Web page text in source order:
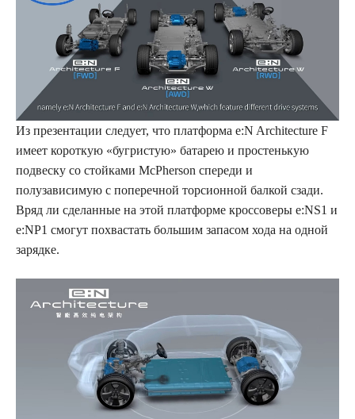
Из презентации следует, что платформа e:N Architecture F
имеет короткую «бугристую» батарею и простенькую
подвеску со стойками McPherson спереди и
полузависимую с поперечной торсионной балкой сзади.
Вряд ли сделанные на этой платформе кроссоверы e:NS1 и
e:NP1 смогут похвастать большим запасом хода на одной
зарядке.